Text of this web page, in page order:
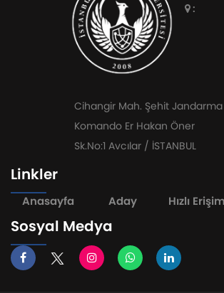
:
Cihangir Mah. Şehit Jandarma
Komando Er Hakan Öner
Sk.No:1 Avcılar / İSTANBUL
Linkler
Anasayfa Aday Hızlı Erişim
Sosyal Medya